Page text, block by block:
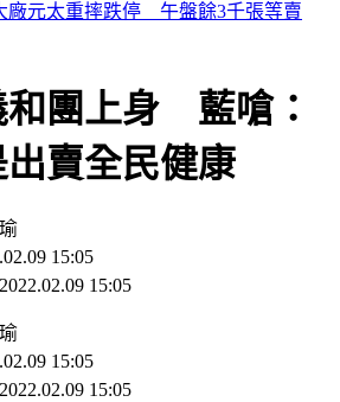
加盟新公司成「邊佑錫師妹」
和團上身 藍嗆：
賣全民健康
15:05
15:05
15:05
2022.02.09 15:05